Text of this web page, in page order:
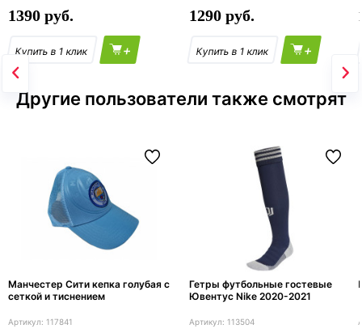
1390
+
1290
+
Другие пользователи также смотрят
Манчестер Сити кепка голубая с
сеткой и тиснением
117841
Гетры футбольные гостевые
Ювентус Nike 2020-2021
113504